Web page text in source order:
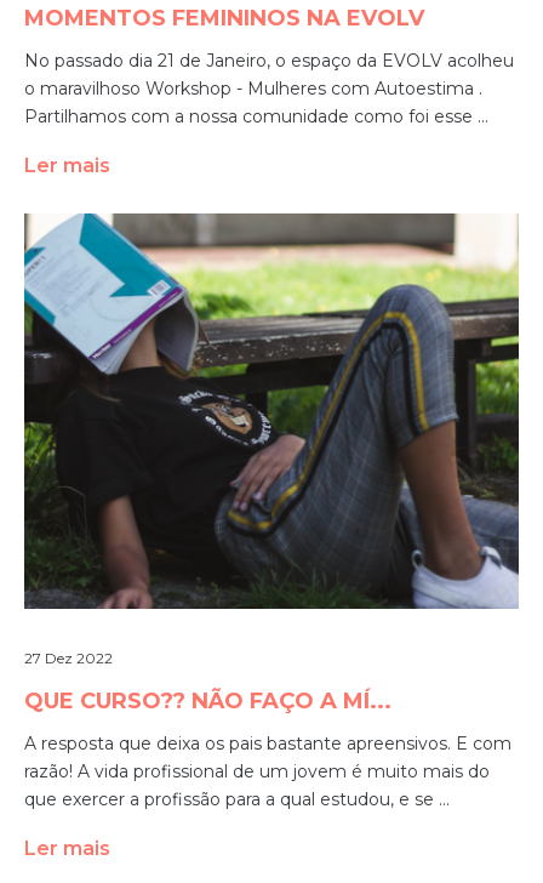
MOMENTOS FEMININOS NA EVOLV
No passado dia 21 de Janeiro, o espaço da EVOLV acolheu
o maravilhoso Workshop - Mulheres com Autoestima .
Partilhamos com a nossa comunidade como foi esse ...
Ler mais
27 Dez 2022
QUE CURSO?? NÃO FAÇO A MÍ...
A resposta que deixa os pais bastante apreensivos. E com
razão! A vida profissional de um jovem é muito mais do
que exercer a profissão para a qual estudou, e se ...
Ler mais